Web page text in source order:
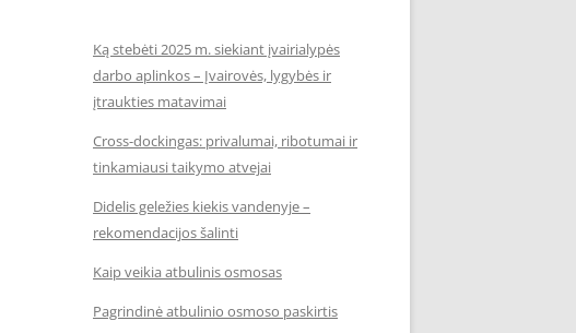
Ką stebėti 2025 m. siekiant įvairialypės
darbo aplinkos – Įvairovės, lygybės ir
įtraukties matavimai
Cross-dockingas: privalumai, ribotumai ir
tinkamiausi taikymo atvejai
Didelis geležies kiekis vandenyje –
rekomendacijos šalinti
Kaip veikia atbulinis osmosas
Pagrindinė atbulinio osmoso paskirtis